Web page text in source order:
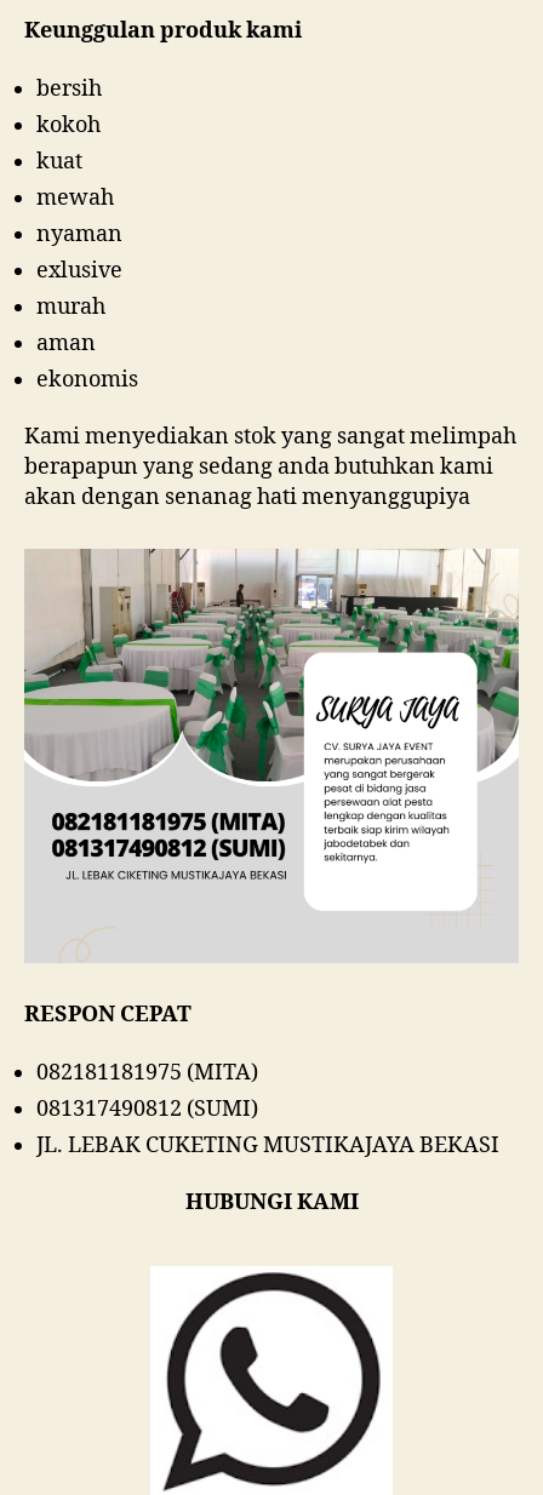
Keunggulan produk kami
bersih
kokoh
kuat
mewah
nyaman
exlusive
murah
aman
ekonomis
Kami menyediakan stok yang sangat melimpah
berapapun yang sedang anda butuhkan kami
akan dengan senanag hati menyanggupiya
RESPON CEPAT
082181181975 (MITA)
081317490812 (SUMI)
JL. LEBAK CUKETING MUSTIKAJAYA BEKASI
HUBUNGI KAMI